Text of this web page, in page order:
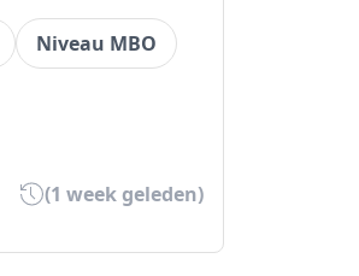
Niveau MBO
(1 week geleden)